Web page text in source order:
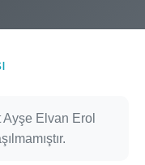
Ayşe Elvan Erol